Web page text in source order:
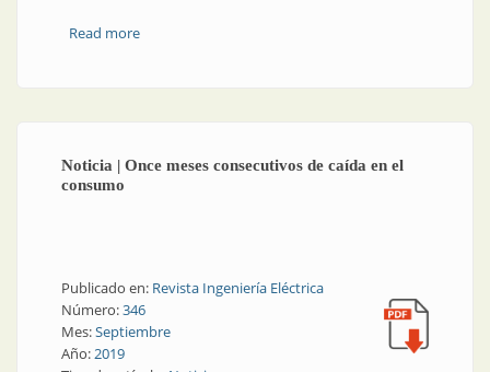
Read moreabout Iluminación | Eficiencia energética en el
Noticia | Once meses consecutivos de caída en el
consumo
Publicado en: Revista Ingeniería Eléctrica
Número:346
Mes:Septiembre
Año:2019